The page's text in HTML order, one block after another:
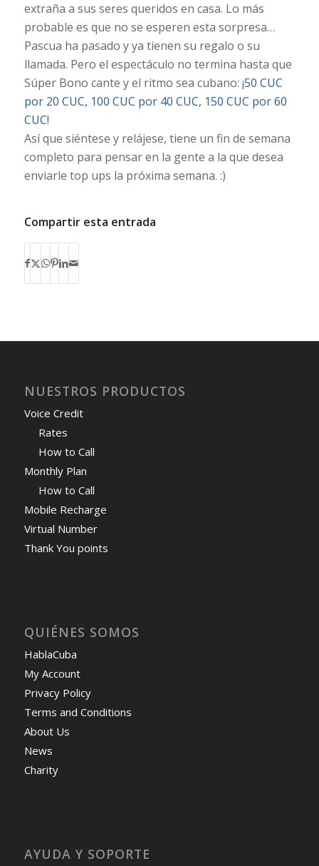
extraña a sus seres queridos en casa. Lo más
probable es que no se esperen esta sorpresa…
Pascua ha pasado y ya tienen su regalo o su
llamada. Pero el espectáculo no termina hasta que
Súper Bono cante y el ritmo sea cubano: ¡50 CUC
por 20 CUC, 100 CUC por 40 CUC, 150 CUC por 60
CUC!
Así que siéntese y relájese, tiene un fin de semana
completo para pensar en la gente a la que desea
enviarle top ups la próxima semana. :)
Compartir esta entrada
NUESTROS PRODUCTOS
Voice Credit
Rates
How to Call
Monthly Plan
How to Call
Mobile Recharge
Virtual Number
Thank You points
QUIÉNES SOMOS
HablaCuba
My Account
Privacy Policy
Terms and Conditions
About Us
News
Charity
AYUDA Y SOPORTE